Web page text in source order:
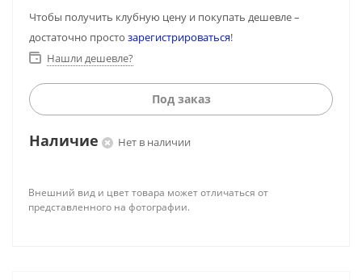
Чтобы получить клубную цену и покупать дешевле –
достаточно просто зарегистрироваться!
Нашли дешевле?
Под заказ
Наличие Нет в наличии
Внешний вид и цвет товара может отличаться от
представленного на фотографии.